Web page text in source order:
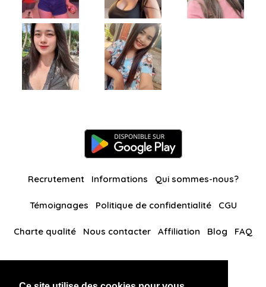
Recrutement Informations Qui sommes-nous?
Témoignages Politique de confidentialité CGU
Charte qualité Nous contacter Affiliation Blog FAQ